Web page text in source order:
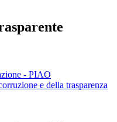
- PIAO
e della trasparenza